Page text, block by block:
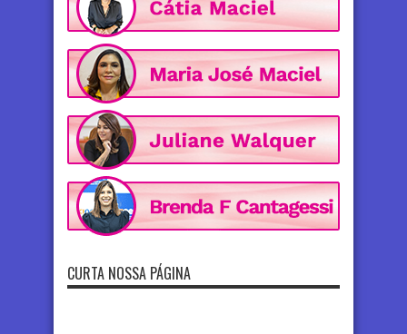
CURTA NOSSA PÁGINA